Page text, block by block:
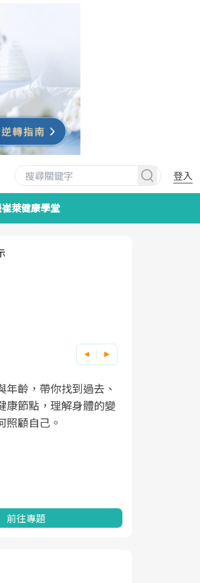
登入
萊健康學堂
年齡，帶你找到過去、
康節點，理解身體的變
照顧自己。
前往專題